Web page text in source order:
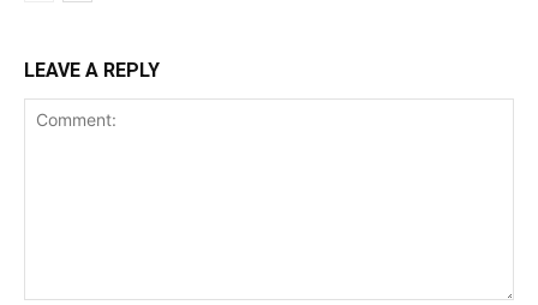
LEAVE A REPLY